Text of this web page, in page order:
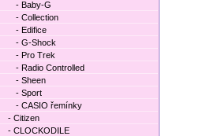
- Baby-G
- Collection
- Edifice
- G-Shock
- Pro Trek
- Radio Controlled
- Sheen
- Sport
- CASIO řemínky
- Citizen
- CLOCKODILE